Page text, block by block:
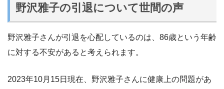
野沢雅子の引退について世間の声
野沢雅子さんが引退を心配しているのは、86歳という年齢
に対する不安があると考えられます。
2023年10月15日現在、野沢雅子さんに健康上の問題があ